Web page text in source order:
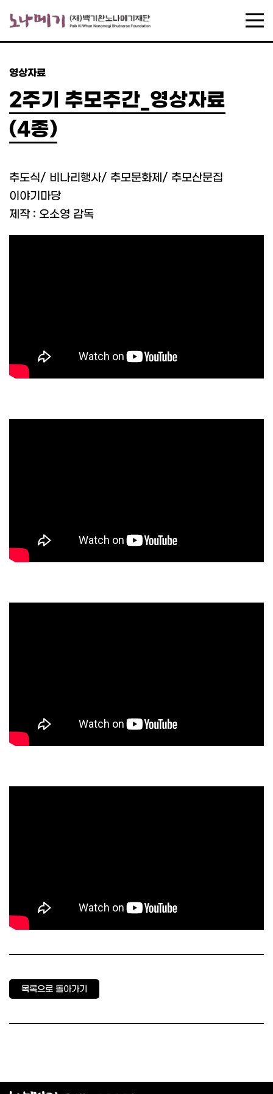
영상자료
2주기 추모주간_영상자료
(4종)
추도식/ 비나리행사/ 추모문화제/ 추모산문집
이야기마당
제작 : 오소영 감독
목록으로 돌아가기